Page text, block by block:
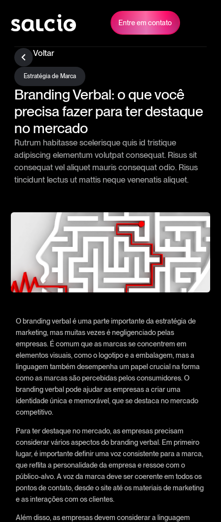
Entre em contato
Voltar
Estratégia de Marca
Branding Verbal: o que você
precisa fazer para ter destaque
no mercado
Rutrum habitasse scelerisque quis id tristique
adipiscing elementum volutpat consequat. Risus sit
consequat vel aliquet mauris consequat odio. Risus
tincidunt lectus ut mattis neque venenatis aliquet.
O branding verbal é uma parte importante da estratégia de
marketing, mas muitas vezes é negligenciado pelas
empresas. É comum que as marcas se concentrem em
elementos visuais, como o logotipo e a embalagem, mas a
linguagem também desempenha um papel crucial na forma
como as marcas são percebidas pelos consumidores. O
branding verbal pode ajudar as empresas a criar uma
identidade única e memorável, que se destaca no mercado
competitivo.
Para ter destaque no mercado, as empresas precisam
considerar vários aspectos do branding verbal. Em primeiro
lugar, é importante definir uma voz consistente para a marca,
que reflita a personalidade da empresa e ressoe com o
público-alvo. A voz da marca deve ser coerente em todos os
pontos de contato, desde o site até os materiais de marketing
e as interações com os clientes.
Além disso, as empresas devem considerar a linguagem